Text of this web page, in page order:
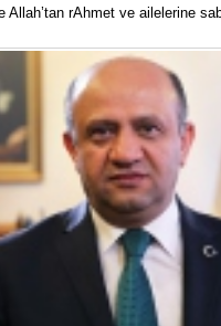
Allah’tan rAhmet ve ailelerine